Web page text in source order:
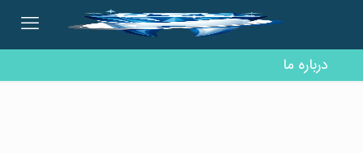
درباره ما